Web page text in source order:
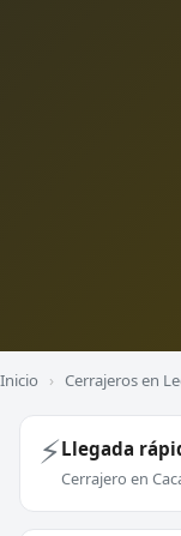
Inicio › Cerrajeros en
⚡Llegada
Cerrajero en